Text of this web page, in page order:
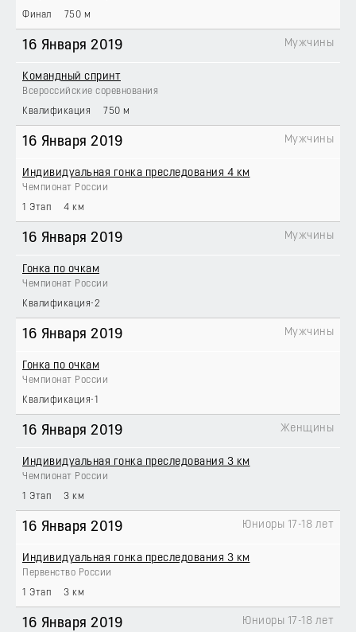
Финал 750 м
16 Января 2019
Командный спринт
Всероссийские соревнования
Мужчины
Квалификация 750 м
16 Января 2019
Индивидуальная гонка преследования 4 км
Чемпионат России
Мужчины
1 Этап 4 км
16 Января 2019
Гонка по очкам
Чемпионат России
Мужчины
Квалификация-2
16 Января 2019
Гонка по очкам
Чемпионат России
Мужчины
Квалификация-1
16 Января 2019
Индивидуальная гонка преследования 3 км
Чемпионат России
Женщины
1 Этап 3 км
16 Января 2019
Индивидуальная гонка преследования 3 км
Первенство России
Юниоры 17-18 лет
1 Этап 3 км
16 Января 2019 Юниоры 17-18 лет